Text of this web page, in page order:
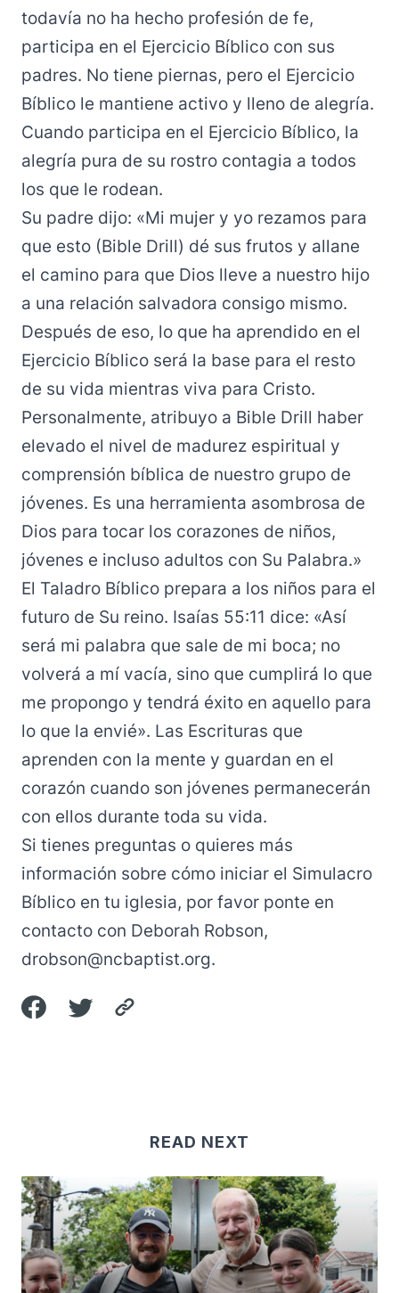
todavía no ha hecho profesión de fe,
participa en el Ejercicio Bíblico con sus
padres. No tiene piernas, pero el Ejercicio
Bíblico le mantiene activo y lleno de alegría.
Cuando participa en el Ejercicio Bíblico, la
alegría pura de su rostro contagia a todos
los que le rodean.
Su padre dijo: «Mi mujer y yo rezamos para
que esto (Bible Drill) dé sus frutos y allane
el camino para que Dios lleve a nuestro hijo
a una relación salvadora consigo mismo.
Después de eso, lo que ha aprendido en el
Ejercicio Bíblico será la base para el resto
de su vida mientras viva para Cristo.
Personalmente, atribuyo a Bible Drill haber
elevado el nivel de madurez espiritual y
comprensión bíblica de nuestro grupo de
jóvenes. Es una herramienta asombrosa de
Dios para tocar los corazones de niños,
jóvenes e incluso adultos con Su Palabra.»
El Taladro Bíblico prepara a los niños para el
futuro de Su reino. Isaías 55:11 dice: «Así
será mi palabra que sale de mi boca; no
volverá a mí vacía, sino que cumplirá lo que
me propongo y tendrá éxito en aquello para
lo que la envié». Las Escrituras que
aprenden con la mente y guardan en el
corazón cuando son jóvenes permanecerán
con ellos durante toda su vida.
Si tienes preguntas o quieres más
información sobre cómo iniciar el Simulacro
Bíblico en tu iglesia, por favor ponte en
contacto con Deborah Robson,
drobson@ncbaptist.org.
READ NEXT